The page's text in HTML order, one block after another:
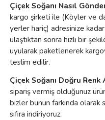
Çiçek Soğanı Nasıl
kargo şirketi ile (Köyler ve
yerler hariç) adresinize
ulaştıktan sonra hızlı bir
uyularak paketlenerek
teslim edilir.
Çiçek Soğanı Doğru Renk
sipariş vermiş olduğunuz
bizler bunun farkında olarak
sıfıra indiriyoruz.